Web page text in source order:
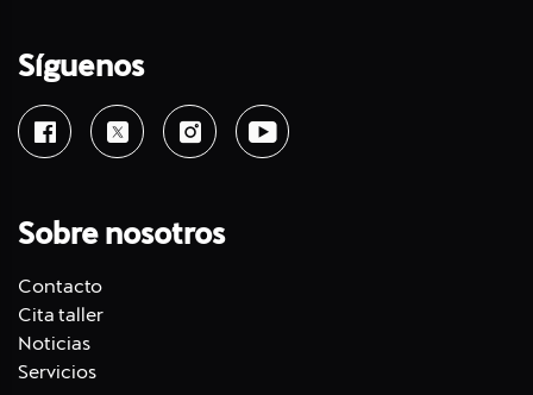
Síguenos
Sobre nosotros
Contacto
Cita taller
Noticias
Servicios